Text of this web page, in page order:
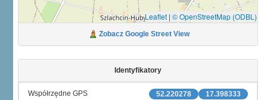
Leaflet | © OpenStreetMap (ODBL)
Zobacz Google Street View
Identyfikatory
17.398333
52.220278
Współrzędne GPS